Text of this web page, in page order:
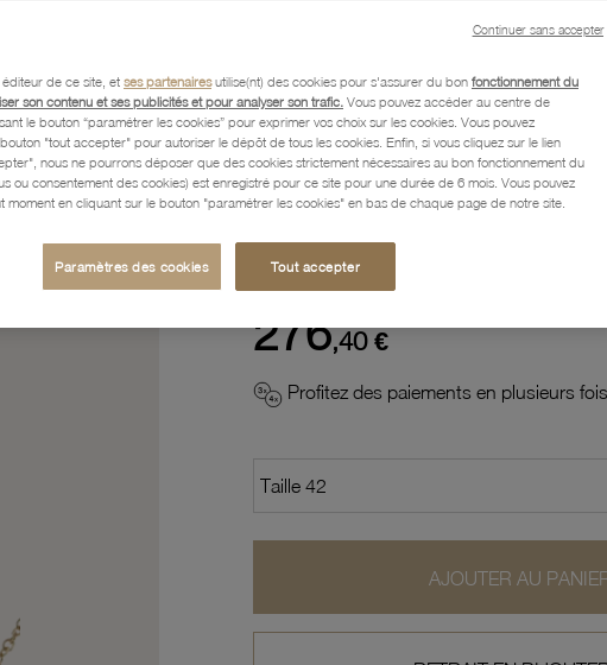
Caractéristiques détaillées
Paiement, Livraison, Retours et Garantie
276,40 €
Profitez des paiements en plusieurs
AJOUTER AU
de ce site, et ses partenairesutilise(nt) des cookies pour s'assurer du bon fonctionnement du
son contenu et ses publicités et pour analyser son trafic. Vous pouvez accéder au centre de
le bouton “paramétrer les cookies” pour exprimer vos choix sur les cookies. Vous pouvez
"tout accepter" pour autoriser le dépôt de tous les cookies. Enfin, si vous cliquez sur le lien
nous ne pourrons déposer que des cookies strictement nécessaires au bon fonctionnement du
ou consentement des cookies) est enregistré pour ce site pour une durée de 6 mois. Vous pouvez
moment en cliquant sur le bouton "paramétrer les cookies" en bas de chaque page de notre site.
Paramètres des cookies Tout accepter
Continuer sans accepter